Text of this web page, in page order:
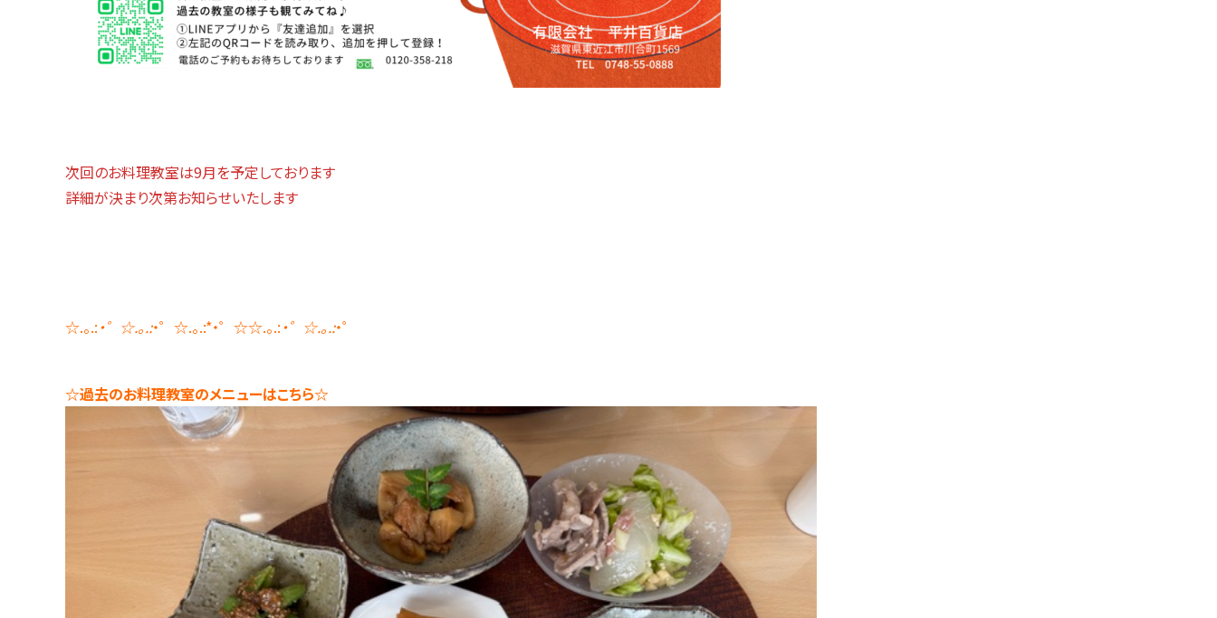
次回のお料理教室は9月を予定しております
詳細が決まり次第お知らせいたします
☆.。.:・゜☆.。.:・゜☆.。.:*・゜☆☆.。.:・゜☆.。.:・゜
☆過去のお料理教室のメニューはこちら☆